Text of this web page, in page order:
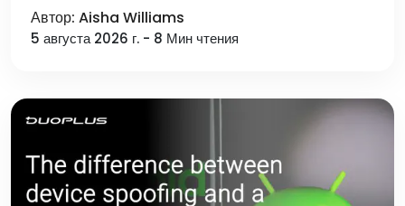
Автор: Aisha Williams
5 августа 2026 г. - 8 Мин чтения